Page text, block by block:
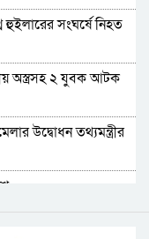
দাম ৪ হাজার টাকায়
সেতু ধস, চলাচল বন্ধ
যোগ দিলেন আবু
ঢাকায় যেতে না
হুইলারের সংঘর্ষে নিহত
অস্ত্রসহ ২ যুবক আটক
উদ্বোধন তথ্যমন্ত্রীর